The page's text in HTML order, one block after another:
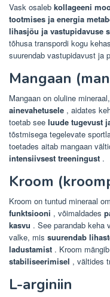
Vask osaleb kollageeni
tootmises ja energia
lihasjõu ja vastupidavuse
tõhusa transpordi kogu
suurendab vastupidavust ja
Mangaan
Mangaan on oluline
ainevahetusele , aidates
toetab see luude tugevust
tõstmisega tegelevate
toetades aitab mangaan
intensiivsest treeningust .
Kroom
Kroom on tuntud mineraal
funktsiooni , võimaldades
kasvu . See parandab keha
valke, mis suurendab
ladustamist . Kroom
stabiliseerimisel , vältides
L-arginiin